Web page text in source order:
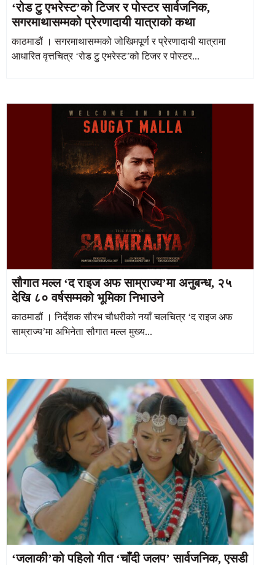
‘रोड टु एभरेस्ट’को टिजर र पोस्टर सार्वजनिक,
सगरमाथासम्मको प्रेरणादायी यात्राको कथा
काठमाडौं । सगरमाथासम्मको जोखिमपूर्ण र प्रेरणादायी यात्रामा
आधारित वृत्तचित्र ‘रोड टु एभरेस्ट’को टिजर र पोस्टर...
सौगात मल्ल ‘द राइज अफ साम्राज्य’मा अनुबन्ध, २५
देखि ८० वर्षसम्मको भूमिका निभाउने
काठमाडौं । निर्देशक सौरभ चौधरीको नयाँ चलचित्र ‘द राइज अफ
साम्राज्य’मा अभिनेता सौगात मल्ल मुख्य...
‘जलाकी’को पहिलो गीत ‘चाँदी जलप’ सार्वजनिक, एसडी